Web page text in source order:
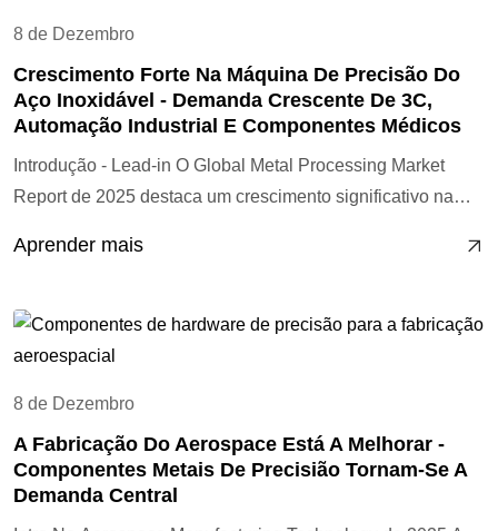
8 de Dezembro
Crescimento Forte Na Máquina De Precisão Do
Aço Inoxidável - Demanda Crescente De 3C,
Automação Industrial E Componentes Médicos
Introdução - Lead-in O Global Metal Processing Market
Report de 2025 destaca um crescimento significativo na
metais resistentes à corrosão, peças de automatização
hardware comum, os clientes preferem cada vez mais
fornecedores capazes de máquinas de aço inoxidável de
personalizados e fabricação integrada de multiprocessos.
Pontos chave de discussão Sector 1.3C (painéis de
controle de áudio, painéis de interface, peças de metal de
ouvido, fechos de dispositivos) A demanda de aço
Aprender mais
8 de Dezembro
A Fabricação Do Aerospace Está A Melhorar -
Componentes Metais De Precisião Tornam-Se A
Demanda Central